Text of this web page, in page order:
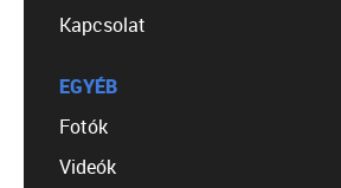
Kapcsolat
EGYÉB
Fotók
Videók